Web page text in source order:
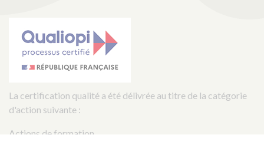
La certification qualité a été délivrée au titre de la catégorie
d'action suivante :
Actions de formation